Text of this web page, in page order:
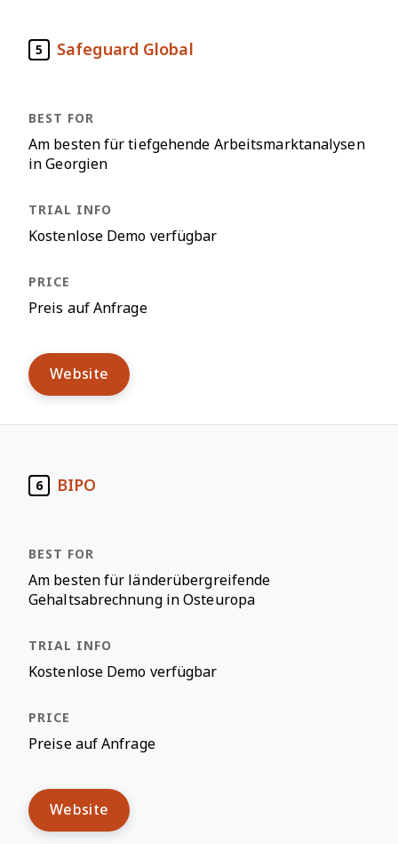
5 Safeguard Global
Am besten für tiefgehende Arbeitsmarktanalysen
in Georgien
Kostenlose Demo verfügbar
Preis auf Anfrage
Website
6 BIPO
Am besten für länderübergreifende
Gehaltsabrechnung in Osteuropa
Kostenlose Demo verfügbar
Preise auf Anfrage
Website